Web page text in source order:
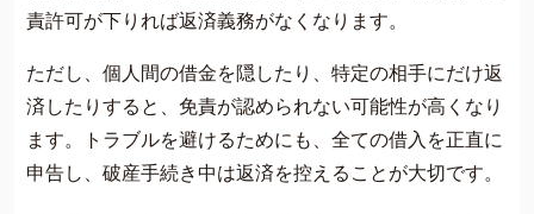
責許可が下りれば返済義務がなくなります。
ただし、個人間の借金を隠したり、特定の相手にだけ返
済したりすると、免責が認められない可能性が高くなり
ます。トラブルを避けるためにも、全ての借入を正直に
申告し、破産手続き中は返済を控えることが大切です。